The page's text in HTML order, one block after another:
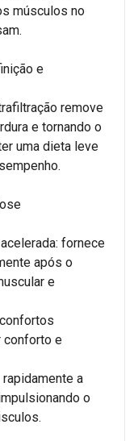
músculos no
e
remove
e tornando o
uma dieta leve
fornece
após o
e
conforto e
a
o